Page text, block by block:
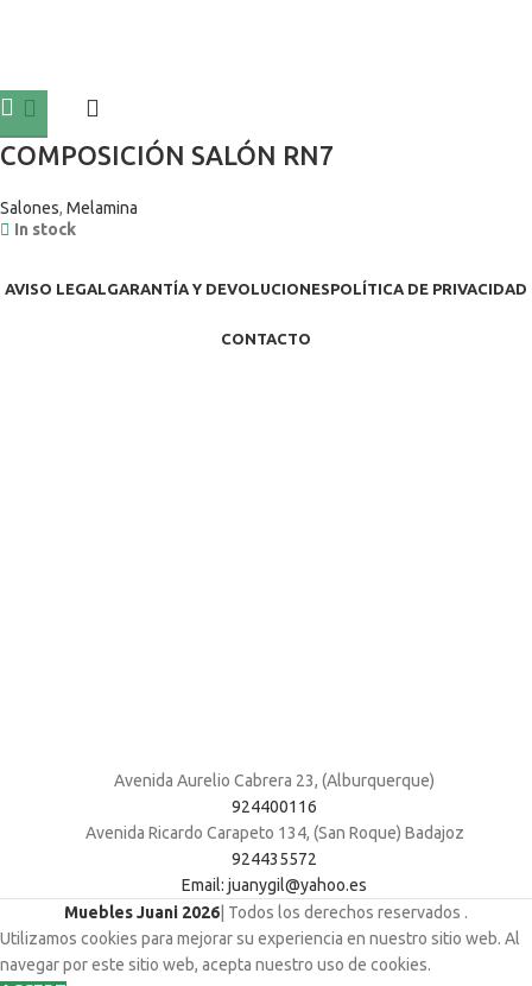
COMPOSICIÓN SALÓN RN7
Salones, Melamina
In stock
AVISO LEGAL GARANTÍA Y DEVOLUCIONESPOLÍTICA DE PRIVACIDAD
CONTACTO
Avenida Aurelio Cabrera 23, (Alburquerque)
924400116
Avenida Ricardo Carapeto 134, (San Roque) Badajoz
924435572
Email: juanygil@yahoo.es
Muebles Juani 2026 | Todos los derechos reservados .
Utilizamos cookies para mejorar su experiencia en nuestro sitio web. Al
navegar por este sitio web, acepta nuestro uso de cookies.